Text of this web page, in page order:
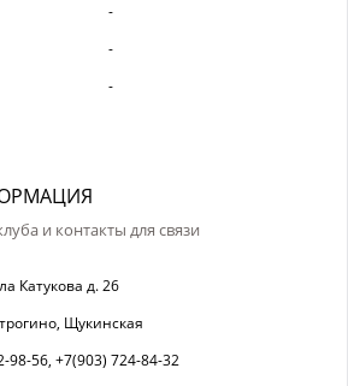
-
-
-
и контакты для связи
Катукова д. 26
Щукинская
98-56, +7(903) 724-84-32